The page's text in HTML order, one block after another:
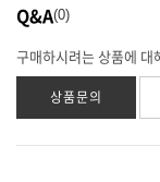
Q&A 0
구매하시려는 상품에 대
상품문의